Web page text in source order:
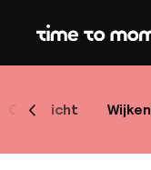
Home
Overzicht Wijken
Scroll naar links